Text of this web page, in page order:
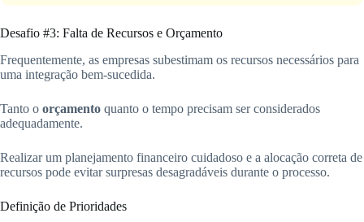
Desafio #3: Falta de Recursos e Orçamento
Frequentemente, as empresas subestimam os recursos necessários para
uma integração bem-sucedida.
Tanto o orçamento quanto o tempo precisam ser considerados
adequadamente.
Realizar um planejamento financeiro cuidadoso e a alocação correta de
recursos pode evitar surpresas desagradáveis durante o processo.
Definição de Prioridades